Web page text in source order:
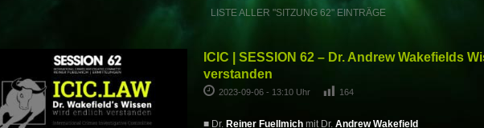
LISTE ALLER "SITZUNG 62" EINTRÄGE
ICIC | SESSION 62 – Dr. Andrew Wakefields
verstanden
2023-09-06 - 13:10 Uhr 164
■ Dr. Reiner Fuellmichmit Dr. Andrew Wakefield